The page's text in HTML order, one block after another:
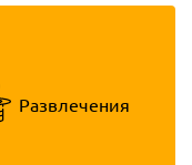
Развлечения